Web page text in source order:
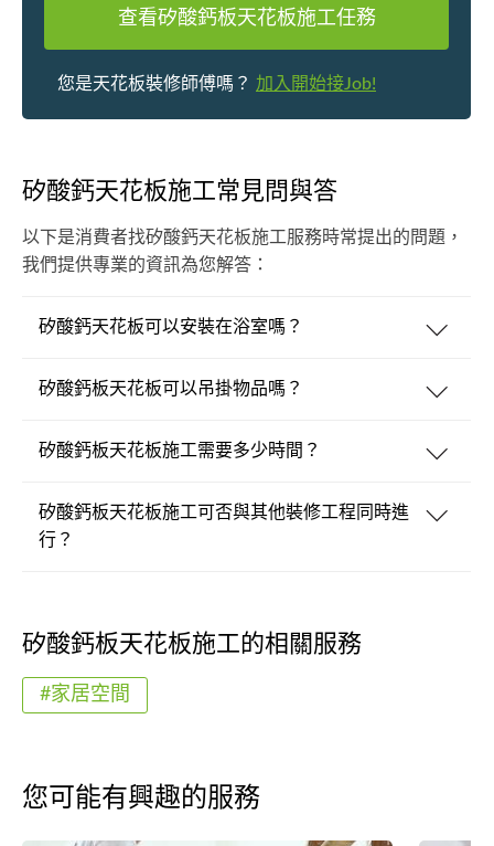
查看矽酸鈣板天花板施工任務
您是天花板裝修師傅嗎？ 加入開始接Job!
矽酸鈣天花板施工常見問與答
以下是消費者找矽酸鈣天花板施工服務時常提出的問題，
我們提供專業的資訊為您解答：
矽酸鈣天花板可以安裝在浴室嗎？
矽酸鈣板天花板可以吊掛物品嗎？
矽酸鈣板天花板施工需要多少時間？
矽酸鈣板天花板施工可否與其他裝修工程同時進
行？
矽酸鈣板天花板施工的相關服務
#家居空間
您可能有興趣的服務